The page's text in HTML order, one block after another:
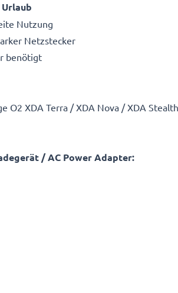
Nutzung
Netzstecker
benötigt
O2 XDA Terra / XDA Nova / XDA
/ AC Power Adapter: